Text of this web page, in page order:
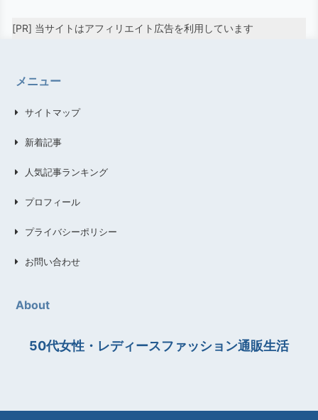
[PR] 当サイトはアフィリエイト広告を利用しています
メニュー
サイトマップ
新着記事
人気記事ランキング
プロフィール
プライバシーポリシー
お問い合わせ
About
50代女性・レディースファッション通販生活